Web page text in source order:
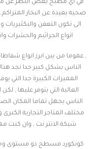
في اي مطبخ بغض النظر عن
صحية بعيدة عن البخار
الى تكون التعفن
انواع الجراثيم والحشرات
, عموما من بين ابرز انواع
الناس بشكل كبير جدا نجد
المميزات الكبيرة جدا التي
العالية التي يتوفر عليها ,
الناس يجهل تماما المكان
مختلف المتاجر التجارية
شبكة الانتر نت , وان كنت
كونكورد مسطح ذو مستوى